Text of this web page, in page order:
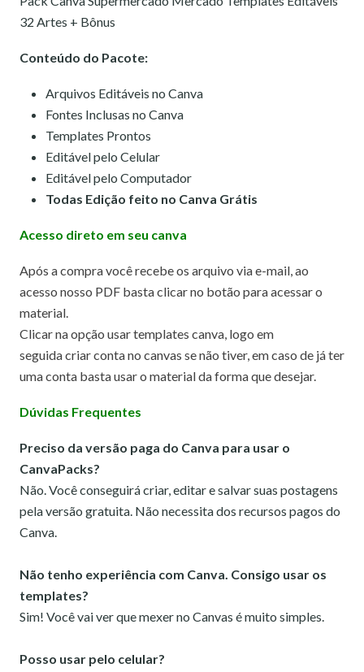
32 Artes + Bônus
Conteúdo do Pacote:
Arquivos Editáveis no Canva
Fontes Inclusas no Canva
Templates Prontos
Editável pelo Celular
Editável pelo Computador
Todas Edição feito no Canva Grátis
Acesso direto em seu canva
Após a compra você recebe os arquivo via e-mail, ao
acesso nosso PDF basta clicar no botão para acessar o
material.
Clicar na opção usar templates canva, logo em
seguida criar conta no canvas se não tiver, em caso de já ter
uma conta basta usar o material da forma que desejar.
Dúvidas Frequentes
Preciso da versão paga do Canva para usar o
CanvaPacks?
Não. Você conseguirá criar, editar e salvar suas postagens
pela versão gratuita. Não necessita dos recursos pagos do
Canva.
Não tenho experiência com Canva. Consigo usar os
templates?
Sim! Você vai ver que mexer no Canvas é muito simples.
Posso usar pelo celular?